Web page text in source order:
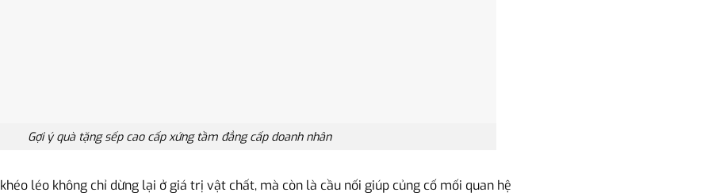
Gợi ý quà tặng sếp cao cấp xứng tầm đẳng cấp doanh nhân
léo không chỉ dừng lại ở giá trị vật chất, mà còn là cầu nối giúp củng cố mối quan hệ